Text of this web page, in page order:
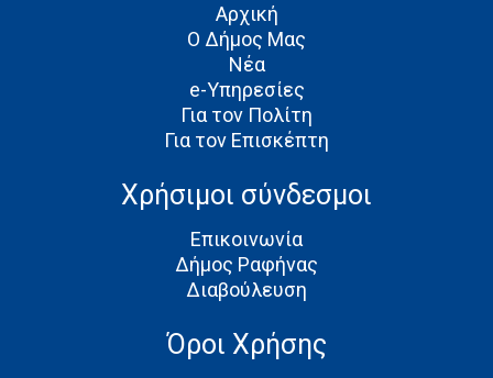
Αρχική
Ο Δήμος Μας
Νέα
e-Υπηρεσίες
Για τον Πολίτη
Για τον Επισκέπτη
Χρήσιμοι σύνδεσμοι
Επικοινωνία
Δήμος Ραφήνας
Διαβούλευση
Όροι Χρήσης